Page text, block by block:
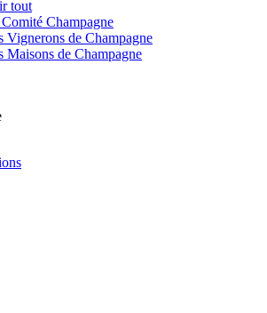
tout
Champagne
Vignerons de Champagne
Maisons de Champagne